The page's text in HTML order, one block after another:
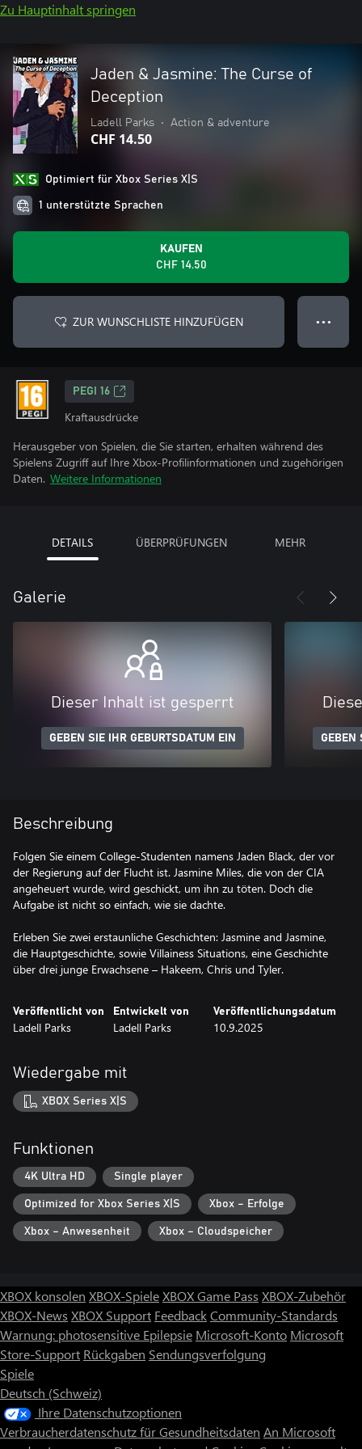
Zu Hauptinhalt springen
Jaden & Jasmine: The Curse of
Deception
Ladell Parks • Action & adventure
CHF 14.50
Optimiert für Xbox Series X|S
1 unterstützte Sprachen
KAUFEN
CHF 14.50
ZUR WUNSCHLISTE HINZUFÜGEN ● ● ●
PEGI 16
Kraftausdrücke
Herausgeber von Spielen, die Sie starten, erhalten während des
Spielens Zugriff auf Ihre Xbox-Profilinformationen und zugehörigen
Daten. Weitere Informationen
DETAILS ÜBERPRÜFUNGEN MEHR
Galerie
Dieser Inhalt ist gesperrt
GEBEN SIE IHR GEBURTSDATUM EIN GEBEN
Beschreibung
Folgen Sie einem College-Studenten namens Jaden Black, der vor
der Regierung auf der Flucht ist. Jasmine Miles, die von der CIA
angeheuert wurde, wird geschickt, um ihn zu töten. Doch die
Aufgabe ist nicht so einfach, wie sie dachte.
Erleben Sie zwei erstaunliche Geschichten: Jasmine and Jasmine,
die Hauptgeschichte, sowie Villainess Situations, eine Geschichte
über drei junge Erwachsene – Hakeem, Chris und Tyler.
Veröffentlicht von
Ladell Parks
Entwickelt von
Ladell Parks
Veröffentlichungsdatum
10.9.2025
Wiedergabe mit
XBOX Series X|S
Funktionen
4K Ultra HD Single player
Optimized for Xbox Series X|S Xbox – Erfolge
Xbox – Anwesenheit Xbox – Cloudspeicher
XBOX konsolen XBOX-SpieleXBOX Game Pass XBOX-Zubehör
XBOX-News XBOX Support FeedbackCommunity-Standards
Warnung: photosensitive Epilepsie Microsoft-Konto Microsoft
Store-Support Rückgaben Sendungsverfolgung
Spiele
Deutsch (Schweiz)
Ihre Datenschutzoptionen
Verbraucherdatenschutz für Gesundheitsdaten An Microsoft